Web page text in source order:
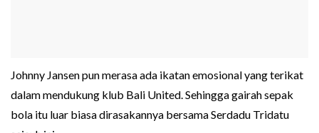
Johnny Jansen pun merasa ada ikatan emosional yang terikat
dalam mendukung klub Bali United. Sehingga gairah sepak
bola itu luar biasa dirasakannya bersama Serdadu Tridatu